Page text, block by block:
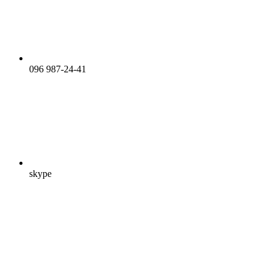
096 987-24-41
skype